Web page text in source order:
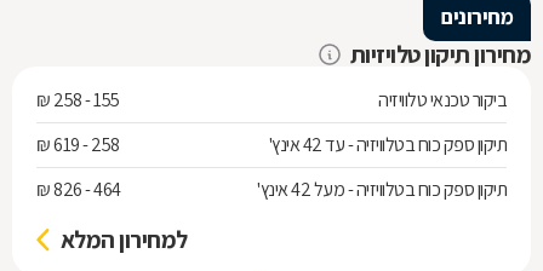
מחירונים
מחירון תיקון טלויזיות
ביקור טכנאי טלוויזיה
155 - 258 ₪
תיקון ספק כוח בטלוויזיה - עד 42 אינץ'
258 - 619 ₪
תיקון ספק כוח בטלוויזיה - מעל 42 אינץ'
464 - 826 ₪
למחירון המלא